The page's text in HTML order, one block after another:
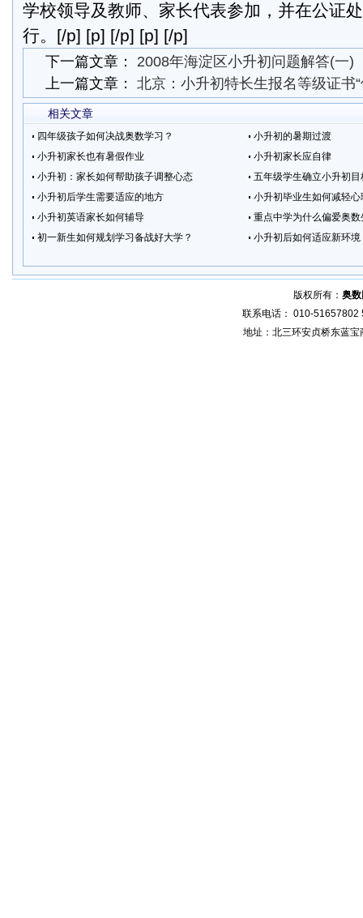
学校领导及教师、家长代表参加，并在公证
行。[/p] [p] [/p] [p] [/p]
下一篇文章： 2008年海淀区小升初问题解答(一)
上一篇文章： 北京：小升初特长生报名等级证书“
相关文章
四年级孩子如何决战奥数学习？
小升初的暑期过渡
小升初家长也有暑假作业
小升初家长应自律
小升初：家长如何帮助孩子调整心态
五年级学生确立小升初
小升初后学生需要适应的地方
小升初毕业生如何减轻心
小升初英语家长如何辅导
重点中学为什么偏爱奥数
初一新生如何规划学习备战好大学？
小升初后如何适应新环境
版权所有： 奥数
联系电话： 010-
地址：北三环安贞桥东蓝